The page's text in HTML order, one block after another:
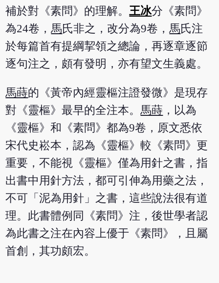
補於對《素問》的理解。王冰分《素問》
為24卷， 馬氏非之，改分為9卷， 馬氏注
於每篇首有提綱挈領之總論，再逐章逐節
逐句注之，頗有發明，亦有望文生義處。
馬蒔的《黃帝內經靈樞注證發微》是現存
對《靈樞》最早的全注本。 馬蒔 ，以為
《靈樞》和《素問》都為9卷，原文悉依
宋代史崧本，認為《靈樞》較《素問》更
重要，不能視《靈樞》僅為用針之書，指
出書中用針方法，都可引伸為用藥之法，
不可「泥為用針」之書，這些說法很有道
理。此書體例同《素問》注，後世學者認
為此書之注在內容上優于《素問》，且屬
首創，其功頗宏。